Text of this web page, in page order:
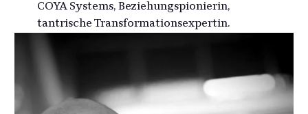
COYA Systems, Beziehungspionierin,
tantrische Transformationsexpertin.